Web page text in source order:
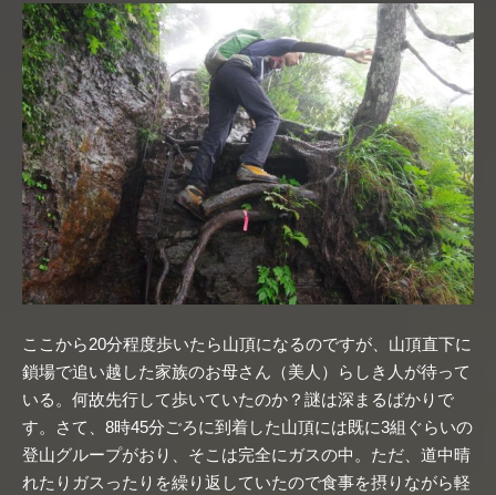
ここから20分程度歩いたら山頂になるのですが、山頂直下に
鎖場で追い越した家族のお母さん（美人）らしき人が待って
いる。何故先行して歩いていたのか？謎は深まるばかりで
す。さて、8時45分ごろに到着した山頂には既に3組ぐらいの
登山グループがおり、そこは完全にガスの中。ただ、道中晴
れたりガスったりを繰り返していたので食事を摂りながら軽